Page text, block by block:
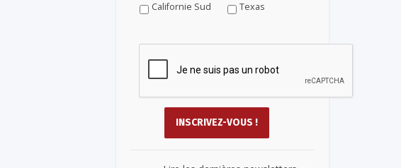
Californie Sud
Texas